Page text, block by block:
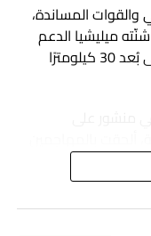
والقوات المساندة،
ميليشيا الدعم
السريع على منطقة بئر سليبة، الواقعة على بُعد 30 كيلومترًا
وألقت القبض على
على المحور